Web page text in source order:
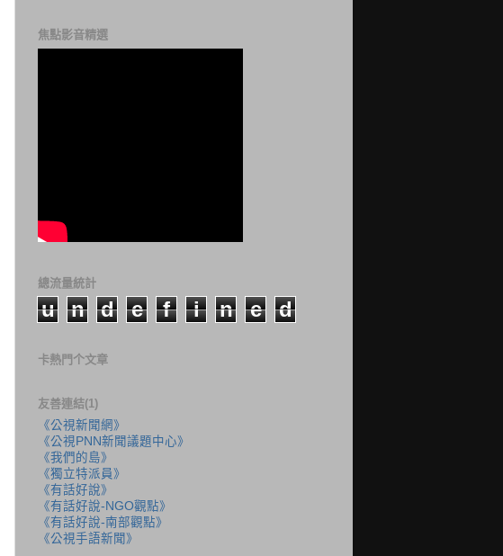
焦點影音精選
總流量統計
u n d e f i n e d
卡熱門个文章
友善連結(1)
《公視新聞網》
《公視PNN新聞議題中心》
《我們的島》
《獨立特派員》
《有話好說》
《有話好說-NGO觀點》
《有話好說-南部觀點》
《公視手語新聞》